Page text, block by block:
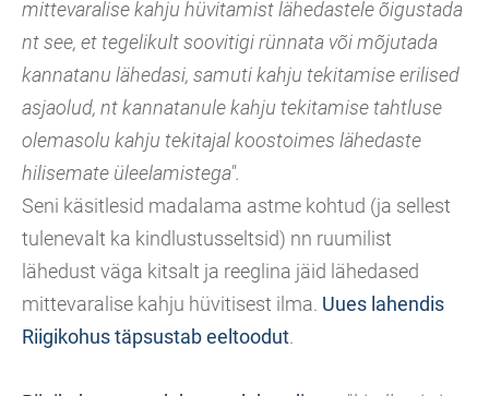
mittevaralise kahju hüvitamist lähedastele õigustada
nt see, et tegelikult soovitigi rünnata või mõjutada
kannatanu lähedasi, samuti kahju tekitamise erilised
asjaolud, nt kannatanule kahju tekitamise tahtluse
olemasolu kahju tekitajal koostoimes lähedaste
hilisemate üleelamistega".
Seni käsitlesid madalama astme kohtud (ja sellest
tulenevalt ka kindlustusseltsid) nn ruumilist
lähedust väga kitsalt ja reeglina jäid lähedased
mittevaralise kahju hüvitisest ilma. Uues lahendis
Riigikohus täpsustab eeltoodut.